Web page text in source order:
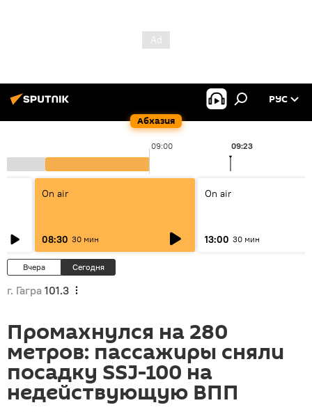
Абхазия
РУС
09:00 09:23
On air
08:30 30 мин
On air
13:00 30 мин
Вчера Сегодня
г. Гагра 101.3
Промахнулся на 280
метров: пассажиры сняли
посадку SSJ-100 на
недействующую ВПП